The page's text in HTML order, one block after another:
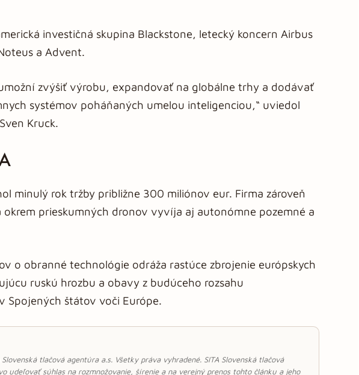
investičná skupina Blackstone, letecký koncern Airbus
a Advent.
zvýšiť výrobu, expandovať na globálne trhy a dodávať
systémov poháňaných umelou inteligenciou,“ uviedol
Kruck.
minulý rok tržby približne 300 miliónov eur. Firma zároveň
prieskumných dronov vyvíja aj autonómne pozemné a
o obranné technológie odráža rastúce zbrojenie európskych
ruskú hrozbu a obavy z budúceho rozsahu
Spojených štátov voči Európe.
tlačová agentúra a.s. Všetky práva vyhradené. SITA Slovenská tlačová
udeľovať súhlas na rozmnožovanie, šírenie a na verejný prenos tohto článku a jeho